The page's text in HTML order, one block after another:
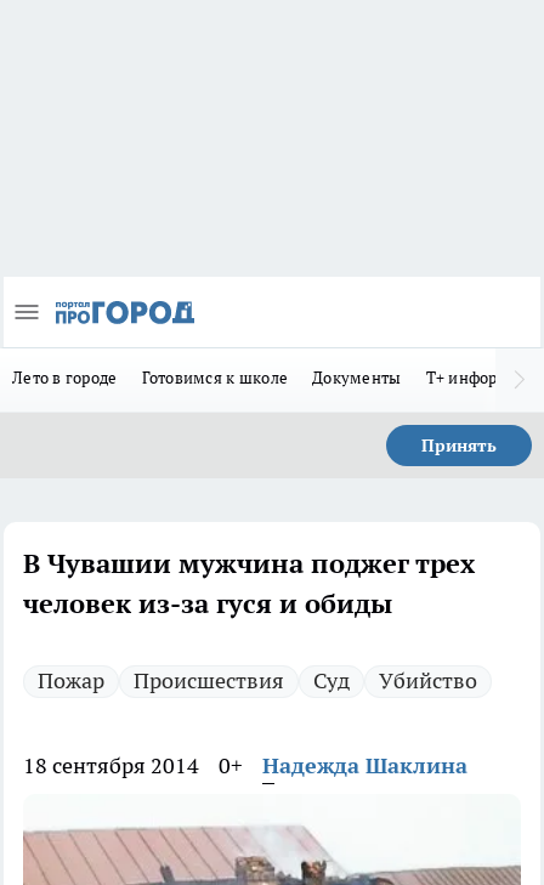
Лето в городе Готовимся к школе Документы Т+
Принять
В Чувашии мужчина поджег трех
человек из-за гуся и обиды
Пожар Происшествия Суд Убийство
18 сентября 2014 0+ Надежда Шаклина